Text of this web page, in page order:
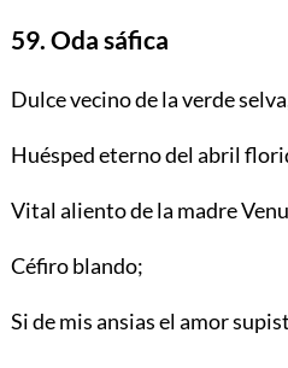
59. Oda sáfica
Dulcevecino de la verde
Huésped eterno del abril
Vital aliento de la madre
Céfiro blando;
Si de mis ansias el amor